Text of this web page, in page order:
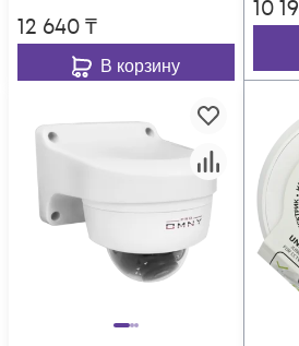
12 640₸
В корзину
10